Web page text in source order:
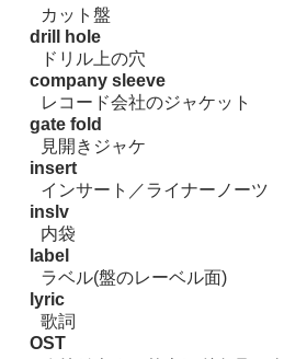
カット盤
drill hole
ドリル上の穴
company sleeve
レコード会社のジャケット
gate fold
見開きジャケ
insert
インサート／ライナーノーツ
inslv
内袋
label
ラベル(盤のレーベル面)
lyric
歌詞
OST